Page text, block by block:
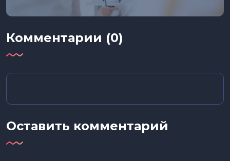
Комментарии (0)
Оставить комментарий